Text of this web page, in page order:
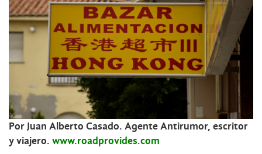
Por Juan Alberto Casado. Agente Antirumor, escritor
y viajero. www.roadprovides.com